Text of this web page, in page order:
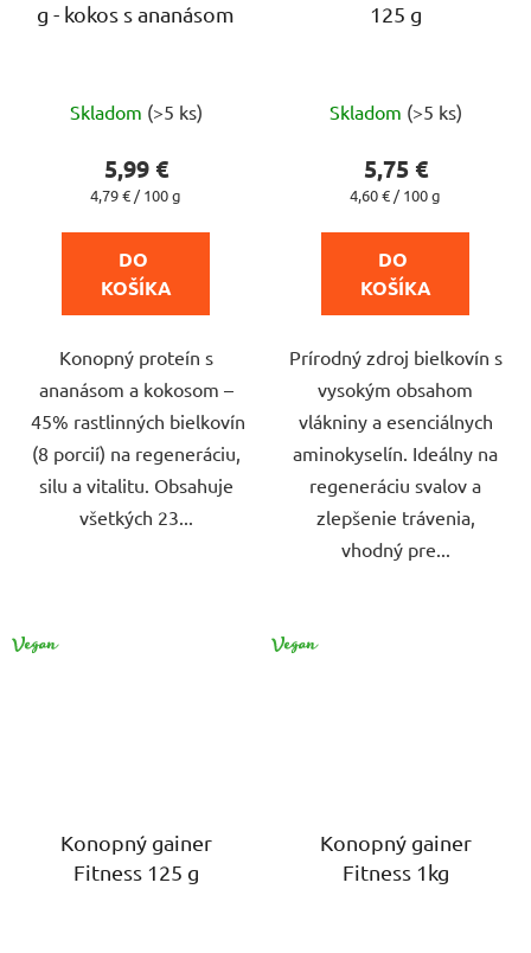
g - kokos s ananásom
hodnotenie
produktu
je
z
5
hviezdičiek.
Skladom (>5 ks)
5,99 €
Jednotková
4,79 € / 100 g
DO
KOŠÍKA
Konopný proteín s
ananásom a kokosom –
45% rastlinných bielkovín
(8 porcií) na regeneráciu,
silu a vitalitu. Obsahuje
všetkých 23...
125 g
hodnotenie
produktu
je
z
5
hviezdičiek.
Skladom (>5 ks)
5,75 €
Jednotková
4,60 € / 100 g
DO
KOŠÍKA
Prírodný zdroj bielkovín s
vysokým obsahom
vlákniny a esenciálnych
aminokyselín. Ideálny na
regeneráciu svalov a
zlepšenie trávenia,
vhodný pre...
VEGAN
Konopný gainer
Fitness 125 g
VEGAN
Konopný gainer
Fitness 1kg